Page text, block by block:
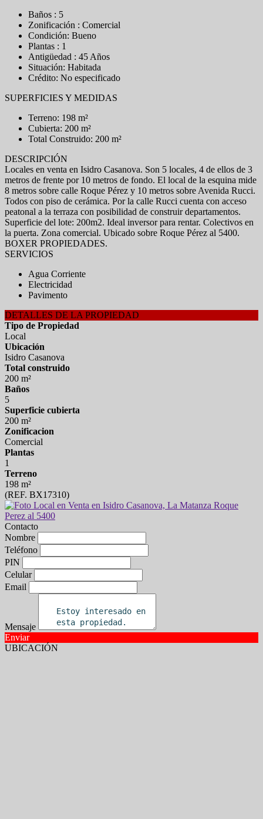
Baños : 5
Zonificación : Comercial
Condición: Bueno
Plantas : 1
Antigüedad : 45 Años
Situación: Habitada
Crédito: No especificado
SUPERFICIES Y MEDIDAS
Terreno: 198 m²
Cubierta: 200 m²
Total Construido: 200 m²
DESCRIPCIÓN
Locales en venta en Isidro Casanova. Son 5 locales, 4 de ellos de 3
metros de frente por 10 metros de fondo. El local de la esquina mide
8 metros sobre calle Roque Pérez y 10 metros sobre Avenida Rucci.
Todos con piso de cerámica. Por la calle Rucci cuenta con acceso
peatonal a la terraza con posibilidad de construir departamentos.
Superficie del lote: 200m2. Ideal inversor para rentar. Colectivos en
la puerta. Zona comercial. Ubicado sobre Roque Pérez al 5400.
BOXER PROPIEDADES.
SERVICIOS
Agua Corriente
Electricidad
Pavimento
DETALLES DE LA PROPIEDAD
Tipo de Propiedad
Local
Ubicación
Isidro Casanova
Total construido
200 m²
Baños
5
Superficie cubierta
200 m²
Zonificacion
Comercial
Plantas
1
Terreno
198 m²
(REF. BX17310)
Contacto
Nombre
Teléfono
PIN
Celular
Email
Mensaje
Enviar
UBICACIÓN